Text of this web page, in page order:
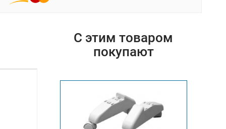
С этим товаром
покупают